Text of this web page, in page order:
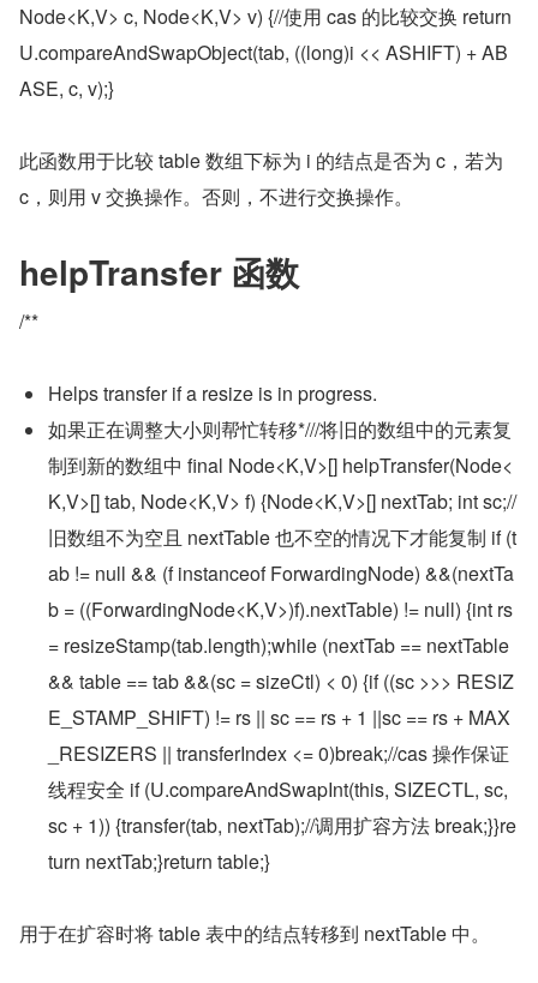
Node<K,V> c, Node<K,V> v) {//使用 cas 的比较交换 return
U.compareAndSwapObject(tab, ((long)i << ASHIFT) + AB
ASE, c, v);}
此函数用于比较 table 数组下标为 i 的结点是否为 c，若为
c，则用 v 交换操作。否则，不进行交换操作。
helpTransfer 函数
/**
Helps transfer if a resize is in progress.
如果正在调整大小则帮忙转移*///将旧的数组中的元素复
制到新的数组中 final Node<K,V>[] helpTransfer(Node<
K,V>[] tab, Node<K,V> f) {Node<K,V>[] nextTab; int sc;//
旧数组不为空且 nextTable 也不空的情况下才能复制 if (t
ab != null && (f instanceof ForwardingNode) &&(nextTa
b = ((ForwardingNode<K,V>)f).nextTable) != null) {int rs
= resizeStamp(tab.length);while (nextTab == nextTable
&& table == tab &&(sc = sizeCtl) < 0) {if ((sc >>> RESIZ
E_STAMP_SHIFT) != rs || sc == rs + 1 ||sc == rs + MAX
_RESIZERS || transferIndex <= 0)break;//cas 操作保证
线程安全 if (U.compareAndSwapInt(this, SIZECTL, sc,
sc + 1)) {transfer(tab, nextTab);//调用扩容方法 break;}}re
turn nextTab;}return table;}
用于在扩容时将 table 表中的结点转移到 nextTable 中。